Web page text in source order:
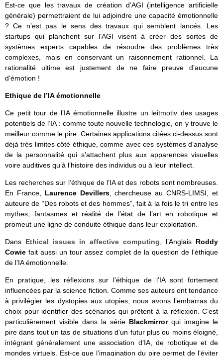
Est-ce que les travaux de création d’AGI (intelligence artificielle
générale) permettraient de lui adjoindre une capacité émotionnelle
? Ce n’est pas le sens des travaux qui semblent lancés. Les
startups qui planchent sur l’AGI visent à créer des sortes de
systèmes experts capables de résoudre des problèmes très
complexes, mais en conservant un raisonnement rationnel. La
rationalité ultime est justement de ne faire preuve d’aucune
d’émotion !
Ethique de l’IA émotionnelle
Ce petit tour de l’IA émotionnelle illustre un leitmotiv des usages
potentiels de l’IA : comme toute nouvelle technologie, on y trouve le
meilleur comme le pire. Certaines applications citées ci-dessus sont
déjà très limites côté éthique, comme avec ces systèmes d’analyse
de la personnalité qui s’attachent plus aux apparences visuelles
voire auditives qu’à l’histoire des individus ou à leur intellect.
Les recherches sur l’éthique de l’IA et des robots sont nombreuses.
En France, Laurence Devillers, chercheuse au CNRS-LIMSI, et
auteure de “Des robots et des hommes”, fait à la fois le tri entre les
mythes, fantasmes et réalité de l’état de l’art en robotique et
promeut une ligne de conduite éthique dans leur exploitation.
Dans Ethical issues in affective computing , l’Anglais Roddy
Cowie fait aussi un tour assez complet de la question de l’éthique
de l’IA émotionnelle.
En pratique, les réflexions sur l’éthique de l’IA sont fortement
influencées par la science fiction. Comme ses auteurs ont tendance
à privilégier les dystopies aux utopies, nous avons l’embarras du
choix pour identifier des scénarios qui prêtent à la réflexion. C’est
particulièrement visible dans la série Blackmirrorqui imagine le
pire dans tout un tas de situations d’un futur plus ou moins éloigné,
intégrant généralement une association d’IA, de robotique et de
mondes virtuels. Est-ce que l’imagination du pire permet de l’éviter